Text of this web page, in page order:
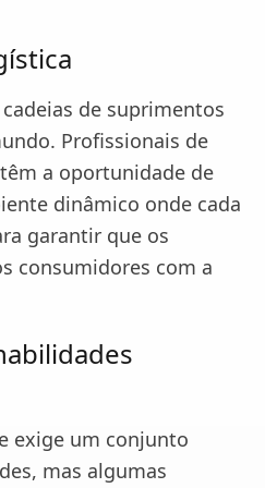
de suprimentos
Profissionais de
a oportunidade de
dinâmico onde cada
garantir que os
consumidores com a
exige um conjunto
mas algumas